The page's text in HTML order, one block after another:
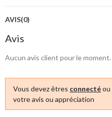
AVIS(0)
Avis
Aucun avis client pour le moment.
Vous devez êtres connectéou
votre avis ou appréciation